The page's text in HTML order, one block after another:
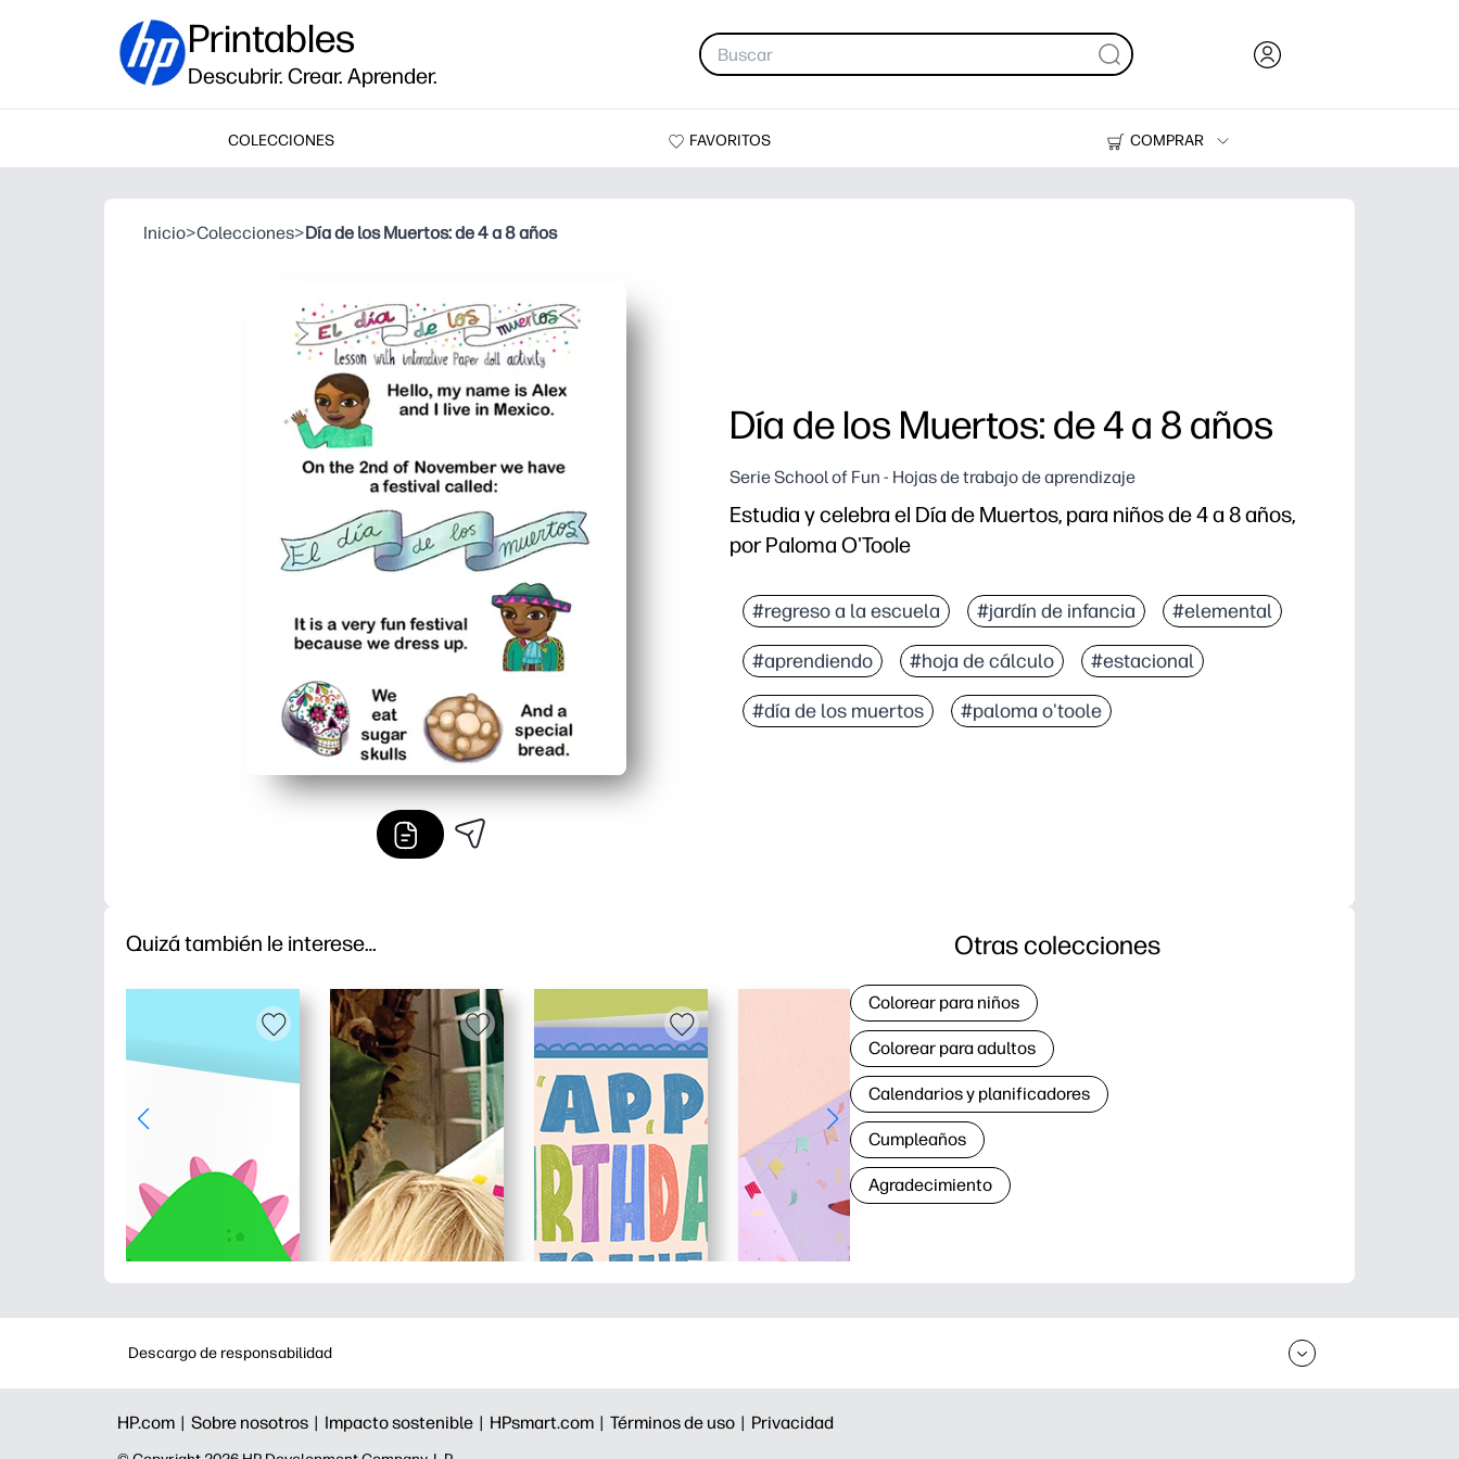
Printables
Descubrir. Crear. Aprender.
COLECCIONES FAVORITOS
COMPRAR
Impresoras
Inicio>Colecciones>Día de los Muertos: de 4 a 8 años
Día de los Muertos: de 4 a 8 años
Serie School of Fun - Hojas de trabajo de aprendizaje
Estudia y celebra el Día de Muertos, para niños de 4 a 8 años,
por Paloma O'Toole
#regreso a la escuela #jardín de infancia #elemental
#aprendiendo #hoja de cálculo #estacional
#día de los muertos #paloma o'toole
Quizá también le interese… Otras colecciones
Colorear para niños
Colorear para adultos
Calendarios y planificadores
Cumpleaños
Agradecimiento
Descargo de responsabilidad
HP.com | Sobre nosotros | Impacto sostenible | HPsmart.com | Términos de uso | Privacidad